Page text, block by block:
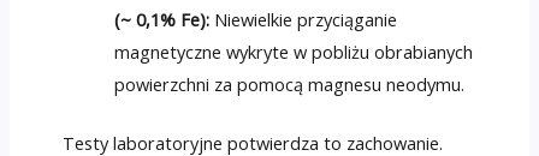
(~ 0,1% Fe): Niewielkie przyciąganie
magnetyczne wykryte w pobliżu obrabianych
powierzchni za pomocą magnesu neodymu.
Testy laboratoryjne potwierdza to zachowanie.